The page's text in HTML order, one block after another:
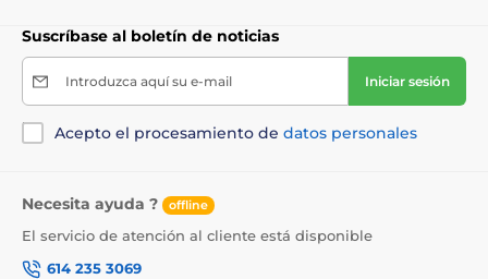
Suscríbase al boletín de noticias
Introduzca aquí su e-mail Iniciar sesión
Acepto el procesamiento de datos personales
Necesita ayuda ? offline
El servicio de atención al cliente está disponible
614 235 3069